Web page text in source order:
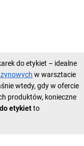
do etykiet – idealne
w warsztacie
wtedy, gdy w ofercie
produktów, konieczne
etykietto
Mogą